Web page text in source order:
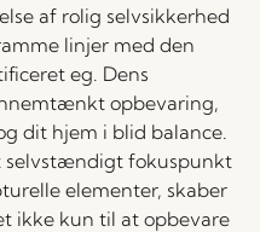
af rolig selvsikkerhed
linjer med den
eg. Dens
opbevaring,
dit hjem i blid balance.
selvstændigt fokuspunkt
elementer, skaber
ikke kun til at opbevare